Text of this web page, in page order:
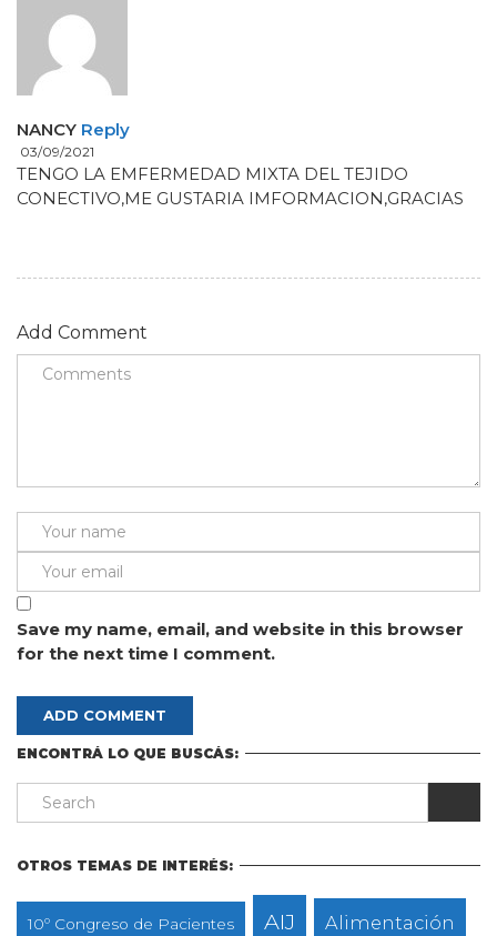
NANCY Reply
03/09/2021
TENGO LA EMFERMEDAD MIXTA DEL TEJIDO
CONECTIVO,ME GUSTARIA IMFORMACION,GRACIAS
Add Comment
Save my name, email, and website in this browser
for the next time I comment.
ENCONTRÁ LO QUE BUSCÁS:
OTROS TEMAS DE INTERÉS:
10º Congreso de Pacientes AIJ Alimentación